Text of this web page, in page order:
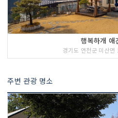
행복하개 애
경기도 연천군 미산
주변 관광 명소